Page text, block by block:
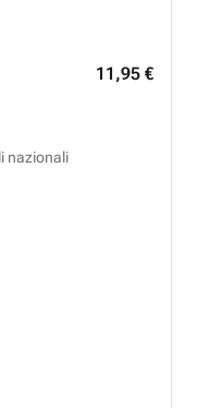
11,95 €
nazionali